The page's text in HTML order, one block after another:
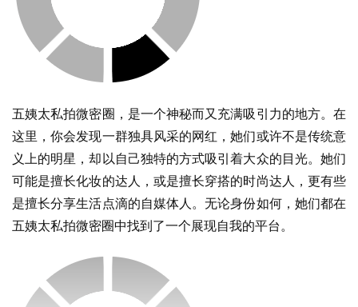
五姨太私拍微密圈，是一个神秘而又充满吸引力的地方。在
这里，你会发现一群独具风采的网红，她们或许不是传统意
义上的明星，却以自己独特的方式吸引着大众的目光。她们
可能是擅长化妆的达人，或是擅长穿搭的时尚达人，更有些
是擅长分享生活点滴的自媒体人。无论身份如何，她们都在
五姨太私拍微密圈中找到了一个展现自我的平台。